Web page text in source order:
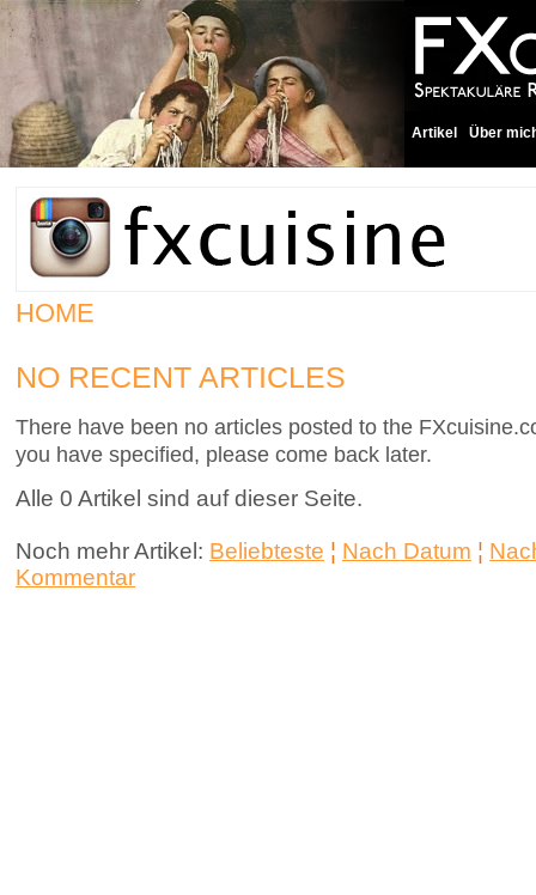
Artikel Über
HOME
NO RECENT ARTICLES
There have been no articles posted to the
you have specified, please come back later.
Alle 0 Artikel sind auf dieser Seite.
Noch mehr Artikel: Beliebteste ¦ Nach Datum ¦
Kommentar